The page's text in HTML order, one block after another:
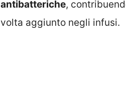
antibatteriche,
volta aggiunto negli infusi.